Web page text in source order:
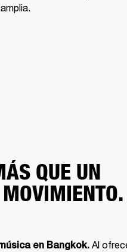
QUE UN
en Bangkok. Al